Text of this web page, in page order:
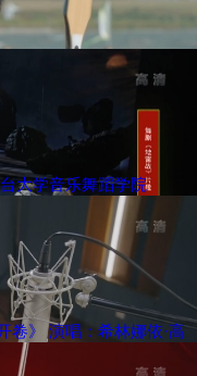
大学音乐舞蹈学院
卷》 演唱：希林娜依·高